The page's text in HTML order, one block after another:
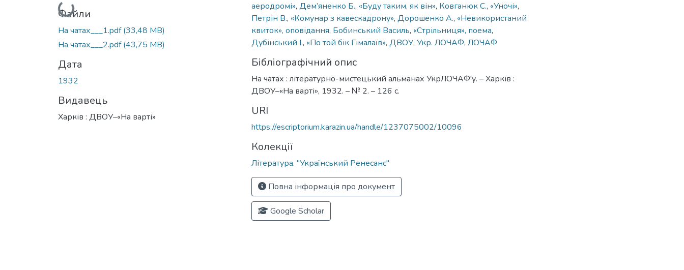
Вантажиться...
Файли
На чатах___1.pdf(33,48 MB)
На чатах___2.pdf(43,75 MB)
Дата
1932
Видавець
Харків : ДВОУ–«На варті»
аеродромі», Дем’яненко Б., «Буду таким, як він», Ковганюк С., «Уночі»,
Петрін В., «Комунар з кавескадрону», Дорошенко А., «Невикористаний
квиток», оповідання, Бобинський Василь, «Стрільниця», поема,
Дубінський I., «По той бік Гімалаїв», ДВОУ, Укр. ЛОЧАФ, ЛОЧАФ
Бібліографічний опис
На чатах : літературно-мистецький альманах УкрЛОЧАФ'у. – Харків :
ДВОУ–«На варті», 1932. – № 2. – 126 с.
URI
https://escriptorium.karazin.ua/handle/1237075002/10096
Колекції
Література. "Український Ренесанс"
Повна інформація про документ
Google Scholar